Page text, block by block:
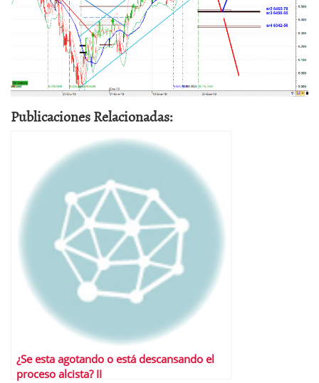
Publicaciones Relacionadas:
¿Se esta agotando o está descansando el
proceso alcista? II